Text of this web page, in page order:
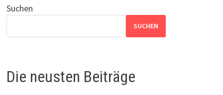
Suchen
SUCHEN
Die neusten Beiträge